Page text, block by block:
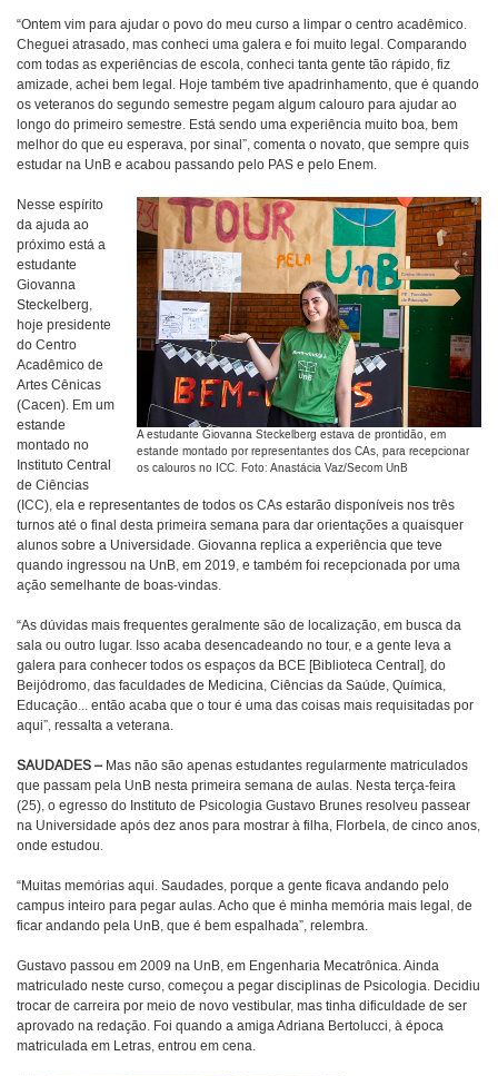
“Ontem vim para ajudar o povo do meu curso a limpar o centro acadêmico.
Cheguei atrasado, mas conheci uma galera e foi muito legal. Comparando
com todas as experiências de escola, conheci tanta gente tão rápido, fiz
amizade, achei bem legal. Hoje também tive apadrinhamento, que é quando
os veteranos do segundo semestre pegam algum calouro para ajudar ao
longo do primeiro semestre. Está sendo uma experiência muito boa, bem
melhor do que eu esperava, por sinal”, comenta o novato, que sempre quis
estudar na UnB e acabou passando pelo PAS e pelo Enem.
A estudante Giovanna Steckelberg estava de prontidão, em
estande montado por representantes dos CAs, para recepcionar
os calouros no ICC. Foto: Anastácia Vaz/Secom UnB
Nesse espírito
da ajuda ao
próximo está a
estudante
Giovanna
Steckelberg,
hoje presidente
do Centro
Acadêmico de
Artes Cênicas
(Cacen). Em um
estande
montado no
Instituto Central
de Ciências
(ICC), ela e representantes de todos os CAs estarão disponíveis nos três
turnos até o final desta primeira semana para dar orientações a quaisquer
alunos sobre a Universidade. Giovanna replica a experiência que teve
quando ingressou na UnB, em 2019, e também foi recepcionada por uma
ação semelhante de boas-vindas.
“As dúvidas mais frequentes geralmente são de localização, em busca da
sala ou outro lugar. Isso acaba desencadeando no tour, e a gente leva a
galera para conhecer todos os espaços da BCE [Biblioteca Central], do
Beijódromo, das faculdades de Medicina, Ciências da Saúde, Química,
Educação... então acaba que o tour é uma das coisas mais requisitadas por
aqui”, ressalta a veterana.
SAUDADES –Mas não são apenas estudantes regularmente matriculados
que passam pela UnB nesta primeira semana de aulas. Nesta terça-feira
(25), o egresso do Instituto de Psicologia Gustavo Brunes resolveu passear
na Universidade após dez anos para mostrar à filha, Florbela, de cinco anos,
onde estudou.
“Muitas memórias aqui. Saudades, porque a gente ficava andando pelo
campus inteiro para pegar aulas. Acho que é minha memória mais legal, de
ficar andando pela UnB, que é bem espalhada”, relembra.
Gustavo passou em 2009 na UnB, em Engenharia Mecatrônica. Ainda
matriculado neste curso, começou a pegar disciplinas de Psicologia. Decidiu
trocar de carreira por meio de novo vestibular, mas tinha dificuldade de ser
aprovado na redação. Foi quando a amiga Adriana Bertolucci, à época
matriculada em Letras, entrou em cena.